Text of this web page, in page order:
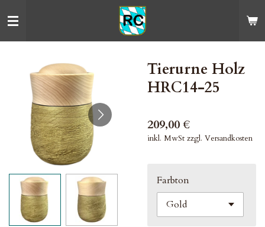
Hauptinhalt
springen
Tierurne Holz
HRC14-25
209,00 €
inkl. MwSt zzgl. Versandkosten
Farbton